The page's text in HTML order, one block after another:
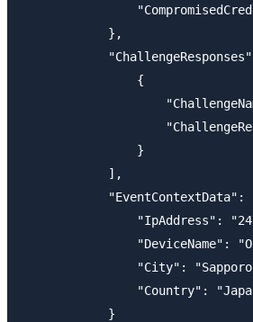
            },
                {
                }
            ],
"EventContextData":
"IpAddress":
"DeviceName":
"City":
"Country":
            }